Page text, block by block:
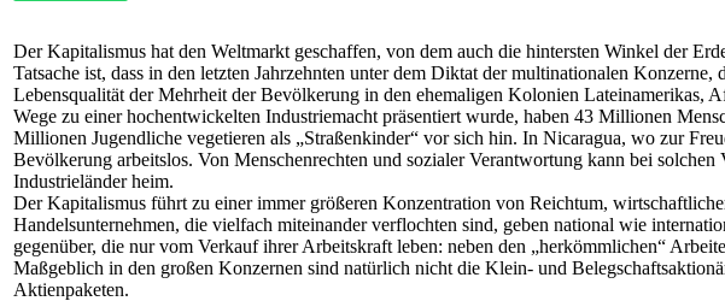
Der Kapitalismus hat den Weltmarkt geschaffen, von dem auch die hintersten Winkel der
Tatsache ist, dass in den letzten Jahrzehnten unter dem Diktat der multinationalen
Lebensqualität der Mehrheit der Bevölkerung in den ehemaligen Kolonien Lateinamerikas,
Wege zu einer hochentwickelten Industriemacht präsentiert wurde, haben 43 Millionen
Millionen Jugendliche vegetieren als „Straßenkinder“ vor sich hin. In Nicaragua, wo zur
Bevölkerung arbeitslos. Von Menschenrechten und sozialer Verantwortung kann bei
Industrieländer heim.
Der Kapitalismus führt zu einer immer größeren Konzentration von Reichtum,
Handelsunternehmen, die vielfach miteinander verflochten sind, geben national wie
gegenüber, die nur vom Verkauf ihrer Arbeitskraft leben: neben den „herkömmlichen“
Maßgeblich in den großen Konzernen sind natürlich nicht die Klein- und
Aktienpaketen.